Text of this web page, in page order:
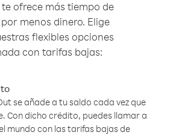
ofrece más tiempo de
menos dinero. Elige
flexibles opciones
con tarifas bajas:
se añade a tu saldo cada vez que
Con dicho crédito, puedes llamar a
mundo con las tarifas bajas de